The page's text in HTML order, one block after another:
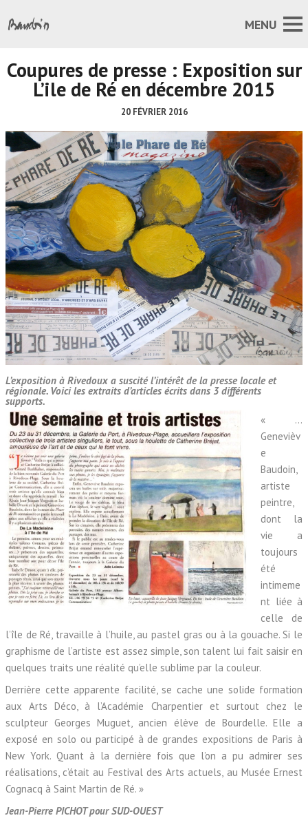
Coupures de presse : Exposition sur
L’ile de Ré en décembre 2015
20 FÉVRIER 2016
L’exposition à Rivedoux a suscité l’intérêt de la presse locale et
régionale. Voici les extraits d’articles écrits dans 3 différents
supports.
« …
Genevièv
e
Baudoin,
artiste
peintre,
dont la
vie a
toujours
été
intimeme
nt liée à
celle de
l’île de Ré, travaille à l’huile, au pastel gras ou à la gouache. Si le
graphisme de l’artiste est assez simple, son talent lui fait saisir en
quelques traits une réalité qu’elle sublime par la couleur.
Derrière cette apparente facilité, se cache une solide formation
aux Arts Déco, à l’Académie Charpentier et surtout chez le
sculpteur Georges Muguet, ancien élève de Bourdelle. Elle a
exposé en solo ou participé à de grandes expositions de Paris à
New York. Quant à la dernière fois que l’on a pu admirer ses
réalisations, c’était au Festival des Arts actuels, au Musée Ernest
Cognacq à Saint Martin de Ré. »
Jean-Pierre PICHOT pour SUD-OUEST